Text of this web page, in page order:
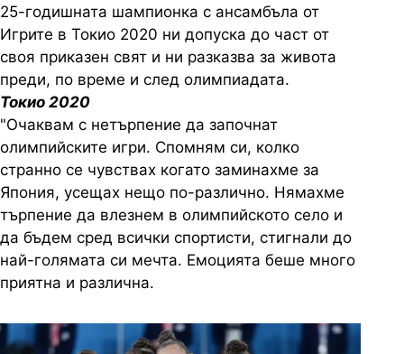
25-годишната шампионка с ансамбъла от
Игрите в Токио 2020 ни допуска до част от
своя приказен свят и ни разказва за живота
преди, по време и след олимпиадата.
Токио 2020
"Очаквам с нетърпение да започнат
олимпийските игри. Спомням си, колко
странно се чувствах когато заминахме за
Япония, усещах нещо по-различно. Нямахме
търпение да влезнем в олимпийското село и
да бъдем сред всички спортисти, стигнали до
най-голямата си мечта. Емоцията беше много
приятна и различна.